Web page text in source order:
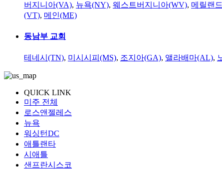
버지니아(VA), 뉴욕(NY), 웨스트버지니아(WV), 메릴랜
(VT), 메인(ME)
동남부 교회
테네시(TN), 미시시피(MS), 조지아(GA), 앨라배마(AL),
QUICK LINK
미주 전체
로스앤젤레스
뉴욕
워싱턴DC
애틀랜타
시애틀
샌프란시스코